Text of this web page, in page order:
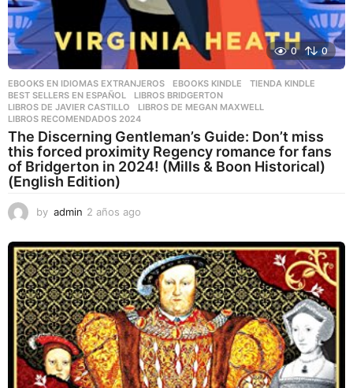
0 0
EBOOKS EN IDIOMAS EXTRANJEROS ,EBOOKS KINDLE ,TIENDA KINDLE
BEST SELLERS EN ESPAÑOL
,LIBROS BRIDGERTON
LIBROS DE JAVIER CASTILLO
,LIBROS DE MEGAN MAXWELL
LIBROS RECOMENDADOS 2024
The Discerning Gentleman’s Guide: Don’t miss
this forced proximity Regency romance for fans
of Bridgerton in 2024! (Mills & Boon Historical)
(English Edition)
by admin 2 años ago
ñ
o
s
a
g
o